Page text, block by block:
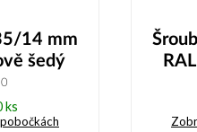
14 mm
šedý
ks